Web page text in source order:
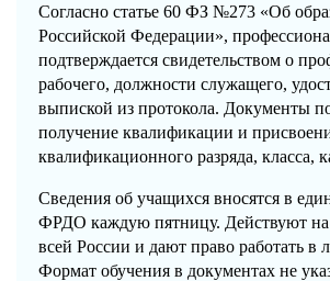
Согласно статье 60 ФЗ №273 «Об
Российской Федерации»,
подтверждается свидетельством о
рабочего, должности служащего,
выпиской из протокола. Документы
получение квалификации и
квалификационного разряда, класса,
Сведения об учащихся вносятся в
ФРДО каждую пятницу. Действуют на
всей России и дают право работать в
Формат обучения в документах не